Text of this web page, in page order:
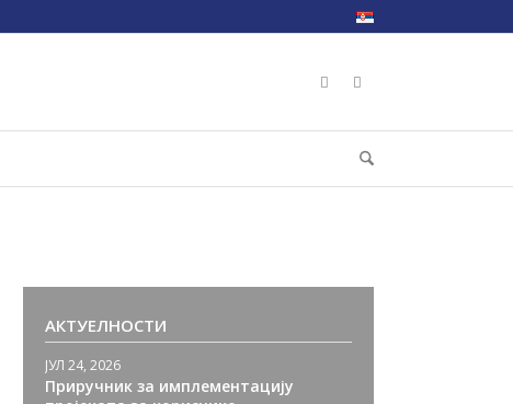
АКТУЕЛНОСТИ
ЈУЛ 24, 2026
Приручник за имплементацију